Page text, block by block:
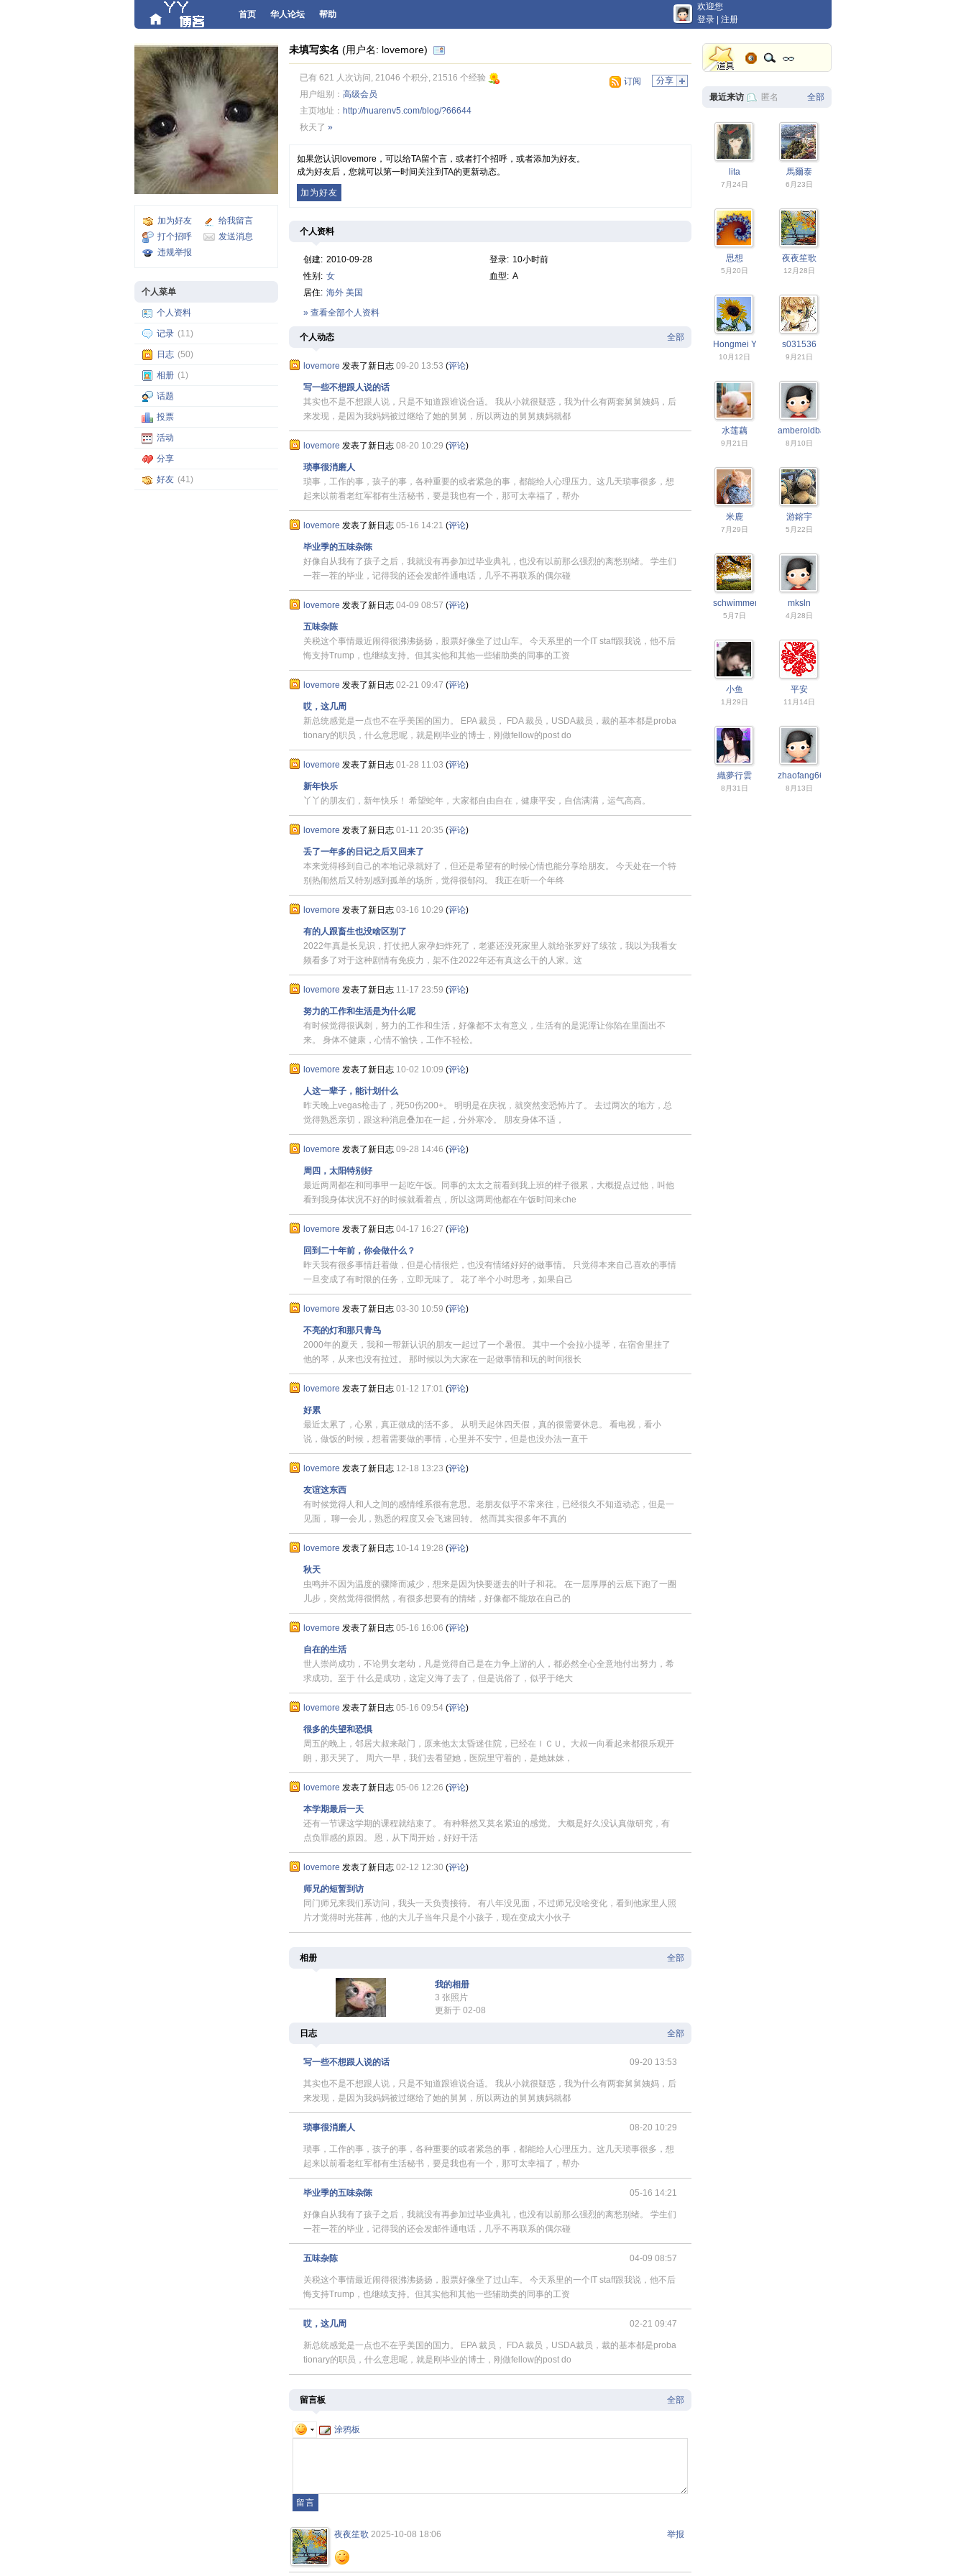
首页 华人论坛 帮助
欢迎您
登录
注册
加为好友
给我留言
打个招呼
发送消息
违规举报
个人菜单
个人资料
记录 (11)
日志 (50)
相册 (1)
话题
投票
活动
分享
好友 (41)
未填写实名 (用户名: lovemore)
分享
订阅
已有 621 人次访问, 21046 个积分, 21516 个经验
用户组别： 高级会员
主页地址： http://huarenv5.com/blog/?66644
秋天了 »
如果您认识lovemore，可以给TA留个言，或者打个招呼，或者添加为好友。
成为好友后，您就可以第一时间关注到TA的更新动态。
加为好友
个人资料
创建: 2010-09-28 登录: 10小时前
性别: 女 血型: A
居住: 海外 美国
» 查看全部个人资料
全部
个人动态
lovemore 发表了新日志 09-20 13:53 (评论)
写一些不想跟人说的话
其实也不是不想跟人说，只是不知道跟谁说合适。 我从小就很疑惑，我为什么有两套舅舅姨妈，后
来发现，是因为我妈妈被过继给了她的舅舅，所以两边的舅舅姨妈就都
lovemore 发表了新日志 08-20 10:29 (评论)
琐事很消磨人
琐事，工作的事，孩子的事，各种重要的或者紧急的事，都能给人心理压力。这几天琐事很多，想
起来以前看老红军都有生活秘书，要是我也有一个，那可太幸福了，帮办
lovemore 发表了新日志 05-16 14:21 (评论)
毕业季的五味杂陈
好像自从我有了孩子之后，我就没有再参加过毕业典礼，也没有以前那么强烈的离愁别绪。 学生们
一茬一茬的毕业，记得我的还会发邮件通电话，几乎不再联系的偶尔碰
lovemore 发表了新日志 04-09 08:57 (评论)
五味杂陈
关税这个事情最近闹得很沸沸扬扬，股票好像坐了过山车。 今天系里的一个IT staff跟我说，他不后
悔支持Trump，也继续支持。但其实他和其他一些辅助类的同事的工资
lovemore 发表了新日志 02-21 09:47 (评论)
哎，这几周
新总统感觉是一点也不在乎美国的国力。 EPA 裁员， FDA 裁员，USDA裁员，裁的基本都是proba
tionary的职员，什么意思呢，就是刚毕业的博士，刚做fellow的post do
lovemore 发表了新日志 01-28 11:03 (评论)
新年快乐
丫丫的朋友们，新年快乐！ 希望蛇年，大家都自由自在，健康平安，自信满满，运气高高。
lovemore 发表了新日志 01-11 20:35 (评论)
丢了一年多的日记之后又回来了
本来觉得移到自己的本地记录就好了，但还是希望有的时候心情也能分享给朋友。 今天处在一个特
别热闹然后又特别感到孤单的场所，觉得很郁闷。 我正在听一个年终
lovemore 发表了新日志 03-16 10:29 (评论)
有的人跟畜生也没啥区别了
2022年真是长见识，打仗把人家孕妇炸死了，老婆还没死家里人就给张罗好了续弦，我以为我看女
频看多了对于这种剧情有免疫力，架不住2022年还有真这么干的人家。这
lovemore 发表了新日志 11-17 23:59 (评论)
努力的工作和生活是为什么呢
有时候觉得很讽刺，努力的工作和生活，好像都不太有意义，生活有的是泥潭让你陷在里面出不
来。 身体不健康，心情不愉快，工作不轻松。
lovemore 发表了新日志 10-02 10:09 (评论)
人这一辈子，能计划什么
昨天晚上vegas枪击了，死50伤200+。 明明是在庆祝，就突然变恐怖片了。 去过两次的地方，总
觉得熟悉亲切，跟这种消息叠加在一起，分外寒冷。 朋友身体不适，
lovemore 发表了新日志 09-28 14:46 (评论)
周四，太阳特别好
最近两周都在和同事甲一起吃午饭。同事的太太之前看到我上班的样子很累，大概提点过他，叫他
看到我身体状况不好的时候就看着点，所以这两周他都在午饭时间来che
lovemore 发表了新日志 04-17 16:27 (评论)
回到二十年前，你会做什么？
昨天我有很多事情赶着做，但是心情很烂，也没有情绪好好的做事情。 只觉得本来自己喜欢的事情
一旦变成了有时限的任务，立即无味了。 花了半个小时思考，如果自己
lovemore 发表了新日志 03-30 10:59 (评论)
不亮的灯和那只青鸟
2000年的夏天，我和一帮新认识的朋友一起过了一个暑假。 其中一个会拉小提琴，在宿舍里挂了
他的琴，从来也没有拉过。 那时候以为大家在一起做事情和玩的时间很长
lovemore 发表了新日志 01-12 17:01 (评论)
好累
最近太累了，心累，真正做成的活不多。 从明天起休四天假，真的很需要休息。 看电视，看小
说，做饭的时候，想着需要做的事情，心里并不安宁，但是也没办法一直干
lovemore 发表了新日志 12-18 13:23 (评论)
友谊这东西
有时候觉得人和人之间的感情维系很有意思。老朋友似乎不常来往，已经很久不知道动态，但是一
见面， 聊一会儿，熟悉的程度又会飞速回转。 然而其实很多年不真的
lovemore 发表了新日志 10-14 19:28 (评论)
秋天
虫鸣并不因为温度的骤降而减少，想来是因为快要逝去的叶子和花。 在一层厚厚的云底下跑了一圈
儿步，突然觉得很惘然，有很多想要有的情绪，好像都不能放在自己的
lovemore 发表了新日志 05-16 16:06 (评论)
自在的生活
世人崇尚成功，不论男女老幼，凡是觉得自己是在力争上游的人，都必然全心全意地付出努力，希
求成功。至于 什么是成功，这定义海了去了，但是说俗了，似乎于绝大
lovemore 发表了新日志 05-16 09:54 (评论)
很多的失望和恐惧
周五的晚上，邻居大叔来敲门，原来他太太昏迷住院，已经在ＩＣＵ。大叔一向看起来都很乐观开
朗，那天哭了。 周六一早，我们去看望她，医院里守着的，是她妹妹，
lovemore 发表了新日志 05-06 12:26 (评论)
本学期最后一天
还有一节课这学期的课程就结束了。 有种释然又莫名紧迫的感觉。 大概是好久没认真做研究，有
点负罪感的原因。 恩，从下周开始，好好干活
lovemore 发表了新日志 02-12 12:30 (评论)
师兄的短暂到访
同门师兄来我们系访问，我头一天负责接待。 有八年没见面，不过师兄没啥变化，看到他家里人照
片才觉得时光荏苒，他的大儿子当年只是个小孩子，现在变成大小伙子
全部
相册
我的相册
3 张照片
更新于 02-08
全部
日志
09-20 13:53
写一些不想跟人说的话
其实也不是不想跟人说，只是不知道跟谁说合适。 我从小就很疑惑，我为什么有两套舅舅姨妈，后
来发现，是因为我妈妈被过继给了她的舅舅，所以两边的舅舅姨妈就都
08-20 10:29
琐事很消磨人
琐事，工作的事，孩子的事，各种重要的或者紧急的事，都能给人心理压力。这几天琐事很多，想
起来以前看老红军都有生活秘书，要是我也有一个，那可太幸福了，帮办
05-16 14:21
毕业季的五味杂陈
好像自从我有了孩子之后，我就没有再参加过毕业典礼，也没有以前那么强烈的离愁别绪。 学生们
一茬一茬的毕业，记得我的还会发邮件通电话，几乎不再联系的偶尔碰
04-09 08:57
五味杂陈
关税这个事情最近闹得很沸沸扬扬，股票好像坐了过山车。 今天系里的一个IT staff跟我说，他不后
悔支持Trump，也继续支持。但其实他和其他一些辅助类的同事的工资
02-21 09:47
哎，这几周
新总统感觉是一点也不在乎美国的国力。 EPA 裁员， FDA 裁员，USDA裁员，裁的基本都是proba
tionary的职员，什么意思呢，就是刚毕业的博士，刚做fellow的post do
全部
留言板
涂鸦板
举报
夜夜笙歌 2025-10-08 18:06
全部
最近来访 匿名
lita
7月24日
馬爾泰
6月23日
思想
5月20日
夜夜笙歌
12月28日
Hongmei Yu
10月12日
s031536
9月21日
水莲藕
9月21日
amberoldbaby
8月10日
米鹿
7月29日
游鎔宇
5月22日
schwimmengool
5月7日
mksln
4月28日
小鱼
1月29日
平安
11月14日
織夢行雲
8月31日
zhaofang6610
8月13日